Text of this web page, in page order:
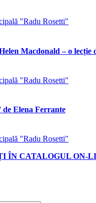
"Radu Rosetti"
Macdonald – o lecție
"Radu Rosetti"
de Elena Ferrante
"Radu Rosetti"
ÎN CATALOGUL ON-